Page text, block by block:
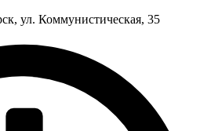
ул. Коммунистическая, 35